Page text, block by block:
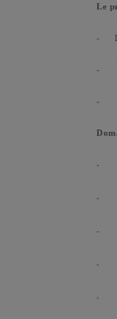
Le
-
-
-
-
-
-
-
-